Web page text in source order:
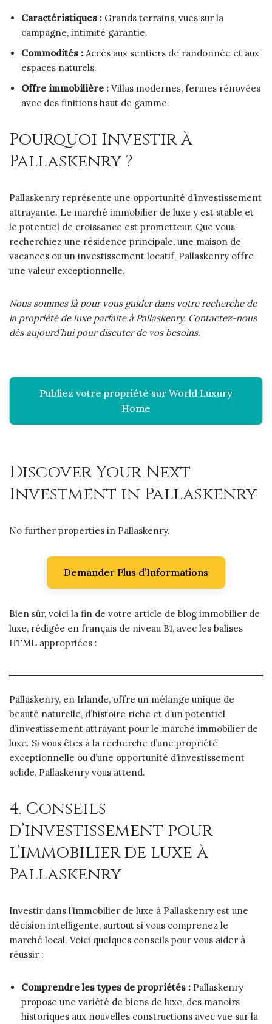
Caractéristiques : Grands terrains, vues sur la
campagne, intimité garantie.
Commodités : Accès aux sentiers de randonnée et aux
espaces naturels.
Offre immobilière : Villas modernes, fermes rénovées
avec des finitions haut de gamme.
Pourquoi Investir à
Pallaskenry ?
Pallaskenry représente une opportunité d’investissement
attrayante. Le marché immobilier de luxe y est stable et
le potentiel de croissance est prometteur. Que vous
recherchiez une résidence principale, une maison de
vacances ou un investissement locatif, Pallaskenry offre
une valeur exceptionnelle.
Nous sommes là pour vous guider dans votre recherche de
la propriété de luxe parfaite à Pallaskenry. Contactez-nous
dès aujourd’hui pour discuter de vos besoins.
Publiez votre propriété sur World Luxury
Home
Discover Your Next
Investment in Pallaskenry
No further properties in Pallaskenry.
Demander Plus d’Informations
Bien sûr, voici la fin de votre article de blog immobilier de
luxe, rédigée en français de niveau B1, avec les balises
HTML appropriées :
Pallaskenry, en Irlande, offre un mélange unique de
beauté naturelle, d’histoire riche et d’un potentiel
d’investissement attrayant pour le marché immobilier de
luxe. Si vous êtes à la recherche d’une propriété
exceptionnelle ou d’une opportunité d’investissement
solide, Pallaskenry vous attend.
4. Conseils
d’investissement pour
l’immobilier de luxe à
Pallaskenry
Investir dans l’immobilier de luxe à Pallaskenry est une
décision intelligente, surtout si vous comprenez le
marché local. Voici quelques conseils pour vous aider à
réussir :
Comprendre les types de propriétés : Pallaskenry
propose une variété de biens de luxe, des manoirs
historiques aux nouvelles constructions avec vue sur la